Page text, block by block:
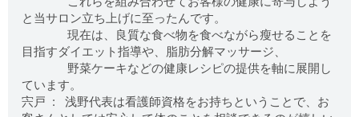
と当サロン立ち上げに至ったんです。
現在は、良質な食べ物を食べながら瘦せることを
目指すダイエット指導や、脂肪分解マッサージ、
野菜ケーキなどの健康レシピの提供を軸に展開し
ています。
宍戸 : 浅野代表は看護師資格をお持ちということで、お